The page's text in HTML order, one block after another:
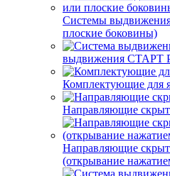
Системы
плоские боковины)
выдвижения СТАРТ
Комплектующие для
Направляющие
Направляющие
(открывание